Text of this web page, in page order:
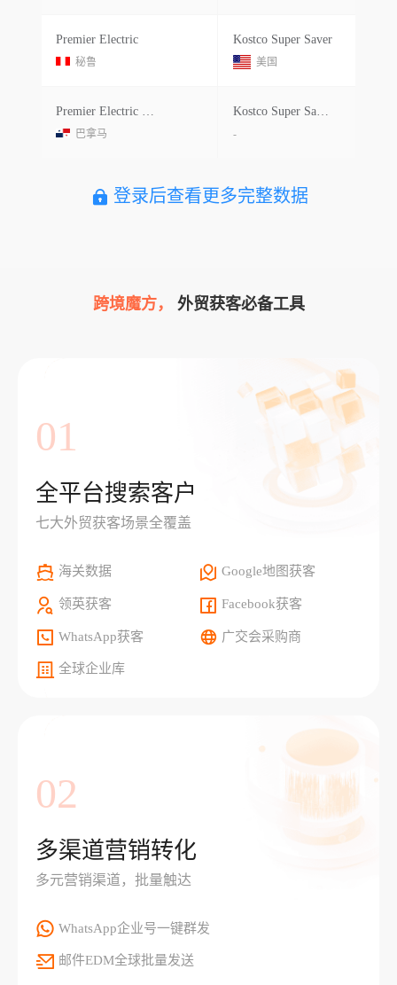
Premier Electric
秘鲁
Kostco Super Saver
美国
Premier Electric (japan) Corp.
巴拿马
Kostco Super Saver Ltd
-
登录后查看更多完整数据
跨境魔方， 外贸获客必备工具
01
全平台搜索客户
七大外贸获客场景全覆盖
海关数据 Google地图获客
领英获客 Facebook获客
WhatsApp获客 广交会采购商
全球企业库
02
多渠道营销转化
多元营销渠道，批量触达
WhatsApp企业号一键群发
邮件EDM全球批量发送